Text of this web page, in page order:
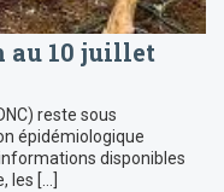
au 10 juillet
reste sous
épidémiologique
disponibles
les […]